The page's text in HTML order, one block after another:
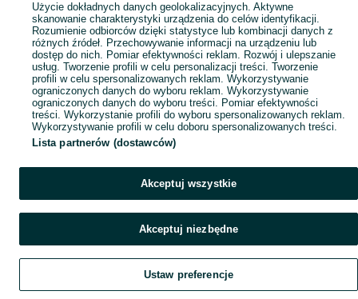
Szukaj Obserwujesz Dodaj Czat Konto
Użycie dokładnych danych geolokalizacyjnych. Aktywne
skanowanie charakterystyki urządzenia do celów identyfikacji.
Rozumienie odbiorców dzięki statystyce lub kombinacji danych z
różnych źródeł. Przechowywanie informacji na urządzeniu lub
dostęp do nich. Pomiar efektywności reklam. Rozwój i ulepszanie
usług. Tworzenie profili w celu personalizacji treści. Tworzenie
profili w celu spersonalizowanych reklam. Wykorzystywanie
ograniczonych danych do wyboru reklam. Wykorzystywanie
ograniczonych danych do wyboru treści. Pomiar efektywności
treści. Wykorzystanie profili do wyboru spersonalizowanych reklam.
Wykorzystywanie profili w celu doboru spersonalizowanych treści.
Lista partnerów (dostawców)
Akceptuj wszystkie
Akceptuj niezbędne
Ustaw preferencje